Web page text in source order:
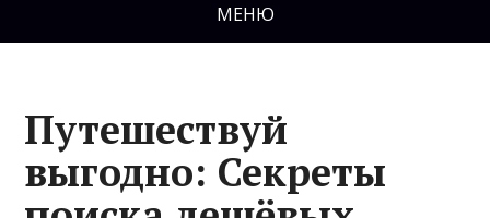
МЕНЮ
Путешествуй
выгодно: Секреты